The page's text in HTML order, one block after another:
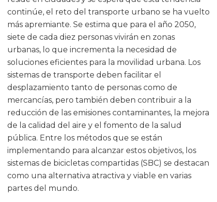
continúe, el reto del transporte urbano se ha vuelto
más apremiante. Se estima que para el año 2050,
siete de cada diez personas vivirán en zonas
urbanas, lo que incrementa la necesidad de
soluciones eficientes para la movilidad urbana. Los
sistemas de transporte deben facilitar el
desplazamiento tanto de personas como de
mercancías, pero también deben contribuir a la
reducción de las emisiones contaminantes, la mejora
de la calidad del aire y el fomento de la salud
pública. Entre los métodos que se están
implementando para alcanzar estos objetivos, los
sistemas de bicicletas compartidas (SBC) se destacan
como una alternativa atractiva y viable en varias
partes del mundo.